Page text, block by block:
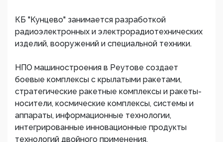
КБ "Кунцево" занимается разработкой
радиоэлектронных и электрорадиотехнических
изделий, вооружений и специальной техники.
НПО машиностроения в Реутове создает
боевые комплексы с крылатыми ракетами,
стратегические ракетные комплексы и ракеты-
носители, космические комплексы, системы и
аппараты, информационные технологии,
интегрированные инновационные продукты
технологий двойного применения.